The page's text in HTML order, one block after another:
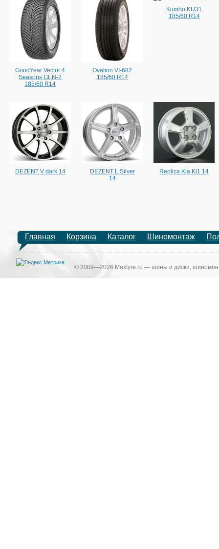
GoodYear Vector 4
Seasons GEN-2
185/60 R14
Ovation VI-682
185/60 R14
Kumho KU31
185/60 R14
DEZENT V dark 14
DEZENT L Silver
14
Replica Kia Ki1 14
Главная Корзина Каталог Шиномонтаж
© 2009—2026 Maxtyre.ru — шины и диски,